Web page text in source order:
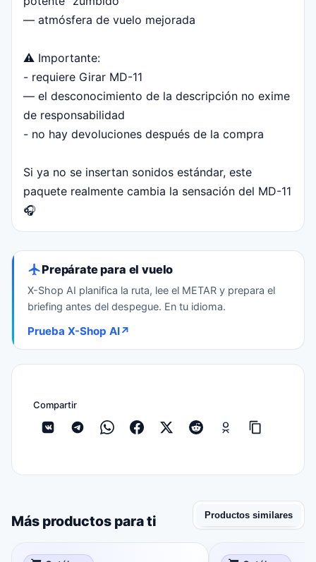
— atmósfera de vuelo mejorada
⚠️ Importante:
- requiere Girar MD-11
— el desconocimiento de la descripción no exime
de responsabilidad
- no hay devoluciones después de la compra
Si ya no se insertan sonidos estándar, este
paquete realmente cambia la sensación del MD-11
🎧
Prepárate para el vuelo
X-Shop AI planifica la ruta, lee el METAR y prepara el
briefing antes del despegue. En tu idioma.
Prueba X-Shop AI↗
Compartir
Más productos para ti Productos similares